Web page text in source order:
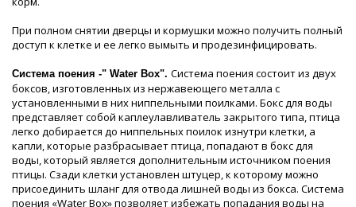
При полном снятии дверцы и кормушки можно получить полный
доступ к клетке и ее легко вымыть и продезинфицировать.
Система поения -" Water Box". Система поения состоит из двух
боксов, изготовленных из нержавеющего металла с
установленными в них ниппельными поилками. Бокс для воды
представляет собой каплеулавливатель закрытого типа, птица
легко добирается до ниппельных поилок изнутри клетки, а
капли, которые разбрасывает птица, попадают в бокс для
воды, который является дополнительным источником поения
птицы. Сзади клетки установлен штуцер, к которому можно
присоединить шланг для отвода лишней воды из бокса. Система
поения «Water Box» позволяет избежать попадания воды на